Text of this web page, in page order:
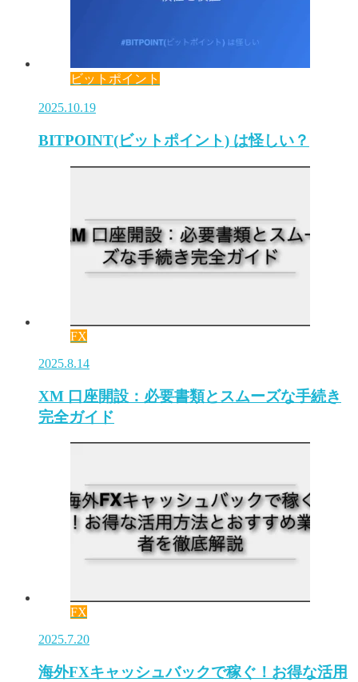
ビットポイント
2025.10.19
BITPOINT(ビットポイント) は怪しい？
FX
2025.8.14
XM 口座開設：必要書類とスムーズな手続き
完全ガイド
FX
2025.7.20
海外FXキャッシュバックで稼ぐ！お得な活用